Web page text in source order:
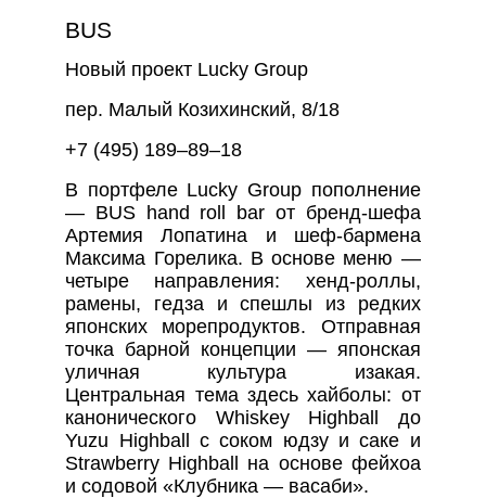
BUS
Новый проект Lucky Group
пер. Малый Козихинский, 8/18
+7 (495) 189–89–18
В портфеле Lucky Group пополнение
— BUS hand roll bar от бренд-шефа
Артемия Лопатина и шеф-бармена
Максима Горелика. В основе меню —
четыре направления: хенд-роллы,
рамены, гедза и спешлы из редких
японских морепродуктов. Отправная
точка барной концепции — японская
уличная культура изакая.
Центральная тема здесь хайболы: от
канонического Whiskey Highball до
Yuzu Highball с соком юдзу и саке и
Strawberry Highball на основе фейхоа
и содовой «Клубника — васаби».